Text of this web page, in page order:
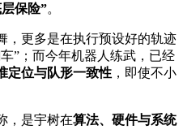
保险”。
，更多是在执行预设好的轨迹
”；而今年机器人练武，已经
定位与队形一致性 ，即使不小
，是宇树在算法、硬件与系统